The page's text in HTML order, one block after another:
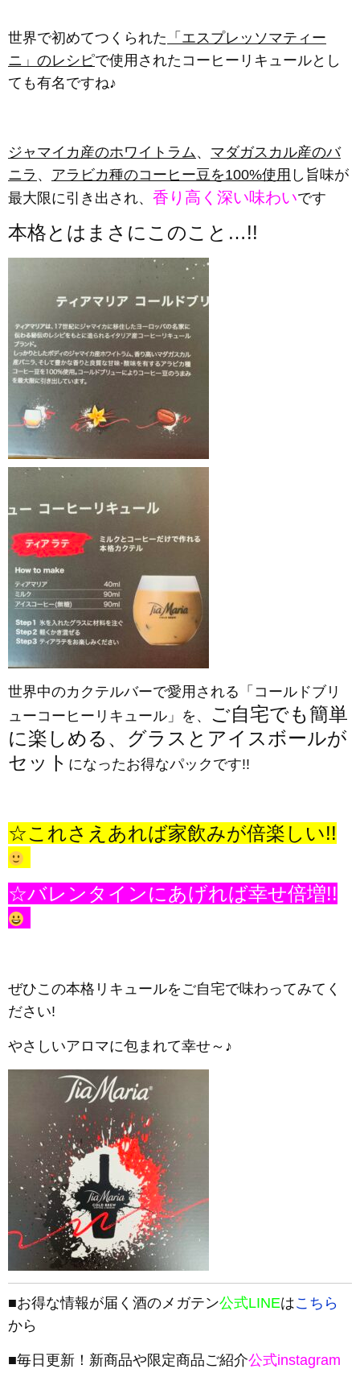
世界で初めてつくられた 「エスプレッソマティー
ニ」のレシピで使用されたコーヒーリキュールとし
ても有名ですね♪
ジャマイカ産のホワイトラム、 マダガスカル産のバ
ニラ 、 アラビカ種のコーヒー豆を100%使用 し旨味が
最大限に引き出され、 香り高く深い味わいです
本格とはまさにこのこと…!!
世界中のカクテルバーで愛用される「コールドブリ
ューコーヒーリキュール」を、 ご自宅でも簡単
に楽しめる、グラスとアイスボールが
セット になったお得なパックです!!
☆これさえあれば家飲みが倍楽しい!!
☆バレンタインにあげれば幸せ倍増!!
ぜひこの本格リキュールをご自宅で味わってみてく
ださい!
やさしいアロマに包まれて幸せ～♪
■お得な情報が届く酒のメガテン公式LINEはこちら
から
■毎日更新！新商品や限定商品ご紹介公式instagram